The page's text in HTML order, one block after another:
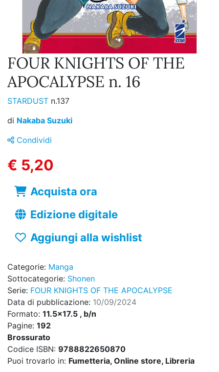
FOUR KNIGHTS OF THE
APOCALYPSE n. 16
STARDUST n.137
di Nakaba Suzuki
Condividi
€ 5,20
Acquista ora
Edizione digitale
Aggiungi alla wishlist
Categorie: Manga
Sottocategorie: Shonen
Serie: FOUR KNIGHTS OF THE APOCALYPSE
Data di pubblicazione: 10/09/2024
Formato: 11.5x17.5 , b/n
Pagine: 192
Brossurato
Codice ISBN: 9788822650870
Puoi trovarlo in: Fumetteria, Online store, Libreria